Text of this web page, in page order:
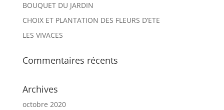
BOUQUET DU JARDIN
CHOIX ET PLANTATION DES FLEURS D’ETE
LES VIVACES
Commentaires récents
Archives
octobre 2020